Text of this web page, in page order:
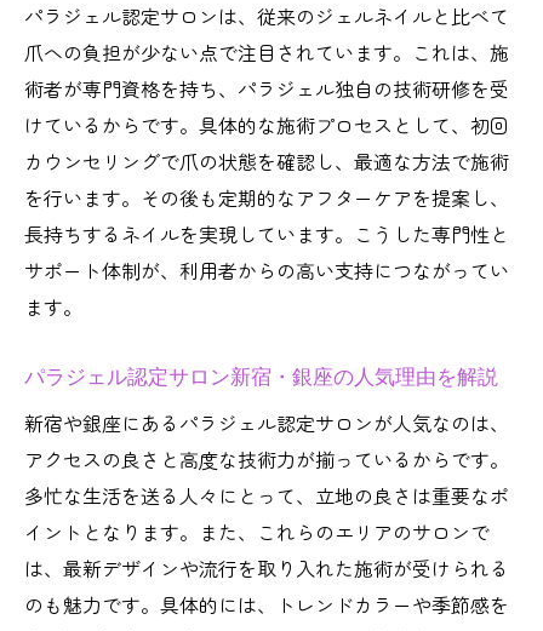
パラジェル認定サロンは、従来のジェルネイルと比べて
爪への負担が少ない点で注目されています。これは、施
術者が専門資格を持ち、パラジェル独自の技術研修を受
けているからです。具体的な施術プロセスとして、初回
カウンセリングで爪の状態を確認し、最適な方法で施術
を行います。その後も定期的なアフターケアを提案し、
長持ちするネイルを実現しています。こうした専門性と
サポート体制が、利用者からの高い支持につながってい
ます。
パラジェル認定サロン新宿・銀座の人気理由を解説
新宿や銀座にあるパラジェル認定サロンが人気なのは、
アクセスの良さと高度な技術力が揃っているからです。
多忙な生活を送る人々にとって、立地の良さは重要なポ
イントとなります。また、これらのエリアのサロンで
は、最新デザインや流行を取り入れた施術が受けられる
のも魅力です。具体的には、トレンドカラーや季節感を